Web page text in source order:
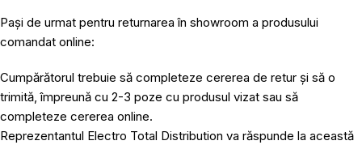
Pași de urmat pentru returnarea în showroom a produsului
comandat online:
Cumpărătorul trebuie să completeze cererea de retur și să o
trimită, împreună cu 2-3 poze cu produsul vizat sau să
completeze cererea online.
Reprezentantul Electro Total Distribution va răspunde la această